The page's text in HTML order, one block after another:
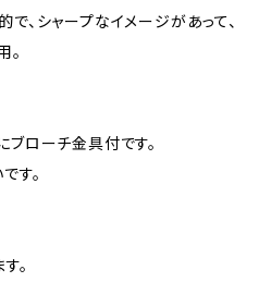
、シャープなイメージがあって、
。
ブローチ金具付です。
す。
。